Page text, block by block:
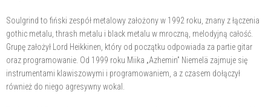
Soulgrind to fiński zespół metalowy założony w 1992 roku, znany z łączenia
gothic metalu, thrash metalu i black metalu w mroczną, melodyjną całość.
Grupę założył Lord Heikkinen, który od początku odpowiada za partie gitar
oraz programowanie. Od 1999 roku Miika „Azhemin” Niemelä zajmuje się
instrumentami klawiszowymi i programowaniem, a z czasem dołączył
również do niego agresywny wokal.